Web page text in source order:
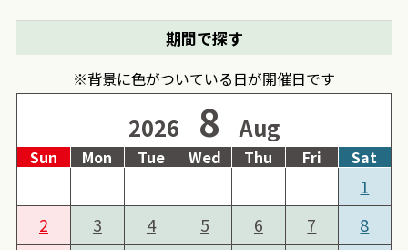
期間で探す
※背景に色がついている日が開催日です
2026 8 Aug
Sun Mon Tue Wed Thu Fri Sat
1
2
3 4 5 6 7
8